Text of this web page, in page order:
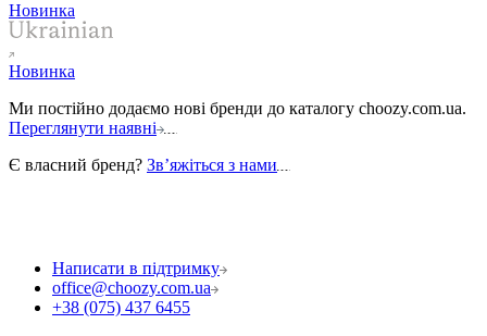
Новинка
Новинка
Ми постійно додаємо нові бренди до каталогу choozy.com.ua.
Переглянути наявні
Є власний бренд? Звʼяжіться з нами
Написати в підтримку
office@choozy.com.ua
+38 (075) 437 6455